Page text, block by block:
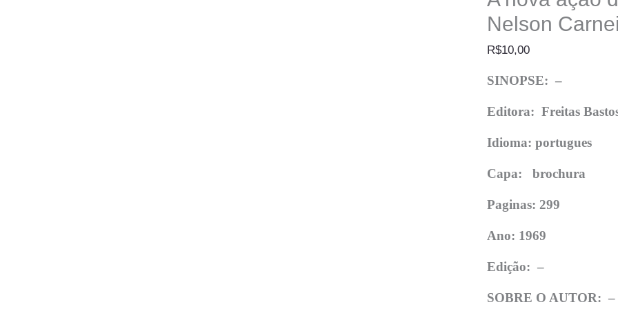
Nelson
R$10,00
SINOPSE: –
Editora: Freitas
Idioma: portugues
Capa: brochura
Paginas: 299
Ano: 1969
Edição: –
SOBRE O AUTOR: –